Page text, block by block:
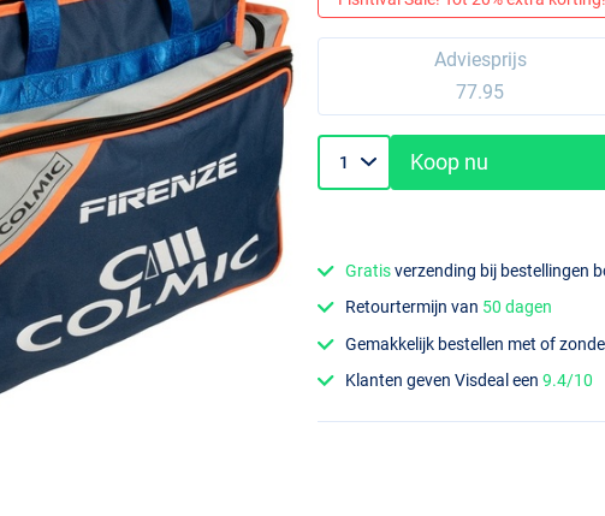
Adviesprijs
77.95
Koop nu
Gratisverzending bij bestellingen
Retourtermijn van 50 dagen
Gemakkelijk bestellen met of
Klanten geven Visdeal een9.4/10